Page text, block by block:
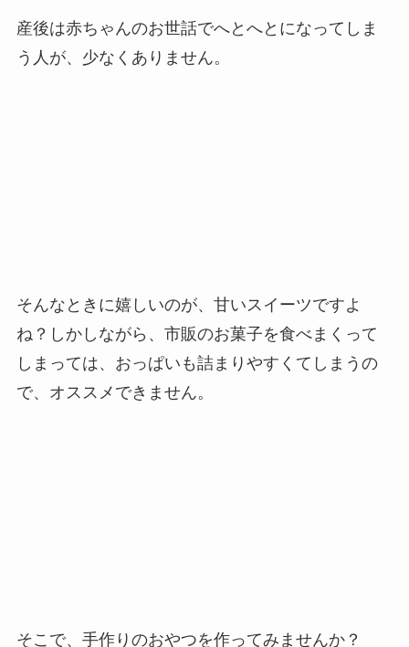
産後は赤ちゃんのお世話でへとへとになってしま
う人が、少なくありません。
そんなときに嬉しいのが、甘いスイーツですよ
ね？しかしながら、市販のお菓子を食べまくって
しまっては、おっぱいも詰まりやすくてしまうの
で、オススメできません。
そこで、手作りのおやつを作ってみませんか？